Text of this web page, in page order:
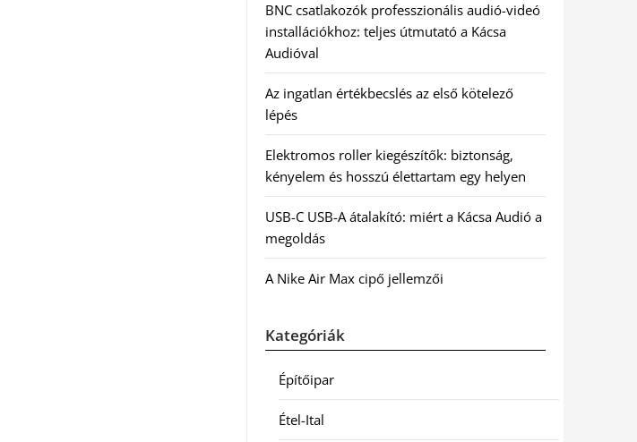
BNC csatlakozók professzionális audió-videó
installációkhoz: teljes útmutató a Kácsa
Audióval
Az ingatlan értékbecslés az első kötelező
lépés
Elektromos roller kiegészítők: biztonság,
kényelem és hosszú élettartam egy helyen
USB-C USB-A átalakító: miért a Kácsa Audió a
megoldás
A Nike Air Max cipő jellemzői
Kategóriák
Építőipar
Étel-Ital